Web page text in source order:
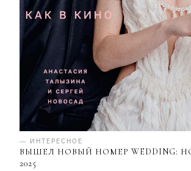
— ИНТЕРЕСНОЕ
ВЫШЕЛ НОВЫЙ НОМЕР WEDDING:
2025